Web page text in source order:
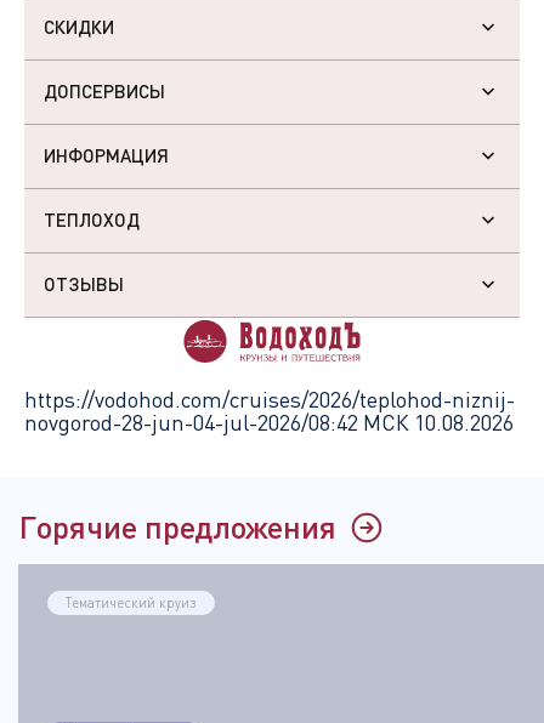
СКИДКИ
ДОПСЕРВИСЫ
ИНФОРМАЦИЯ
ТЕПЛОХОД
ОТЗЫВЫ
https://vodohod.com/cruises/2026/teplohod-niznij-
novgorod-28-jun-04-jul-2026/08:42 МСК 10.08.2026
Горячие предложения
Тематический круиз